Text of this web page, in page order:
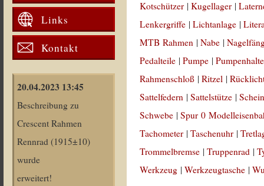
Links
Kontakt
20.04.2023 13:45
Beschreibung zu
Crescent Rahmen
Rennrad (1915±10)
wurde
erweitert!
Kotschützer |Kugellager |
Lenkergriffe |Lichtanlage |
MTB Rahmen |Nabe |
Pedalteile |Pumpe |
Rahmenschloß |Ritzel |
Sattelfedern |Sattelstütze |
Schwebe |Spur 0
Tachometer |Taschenuhr |
Trommelbremse |Truppenrad |
Werkzeug |Werkzeugtasche |